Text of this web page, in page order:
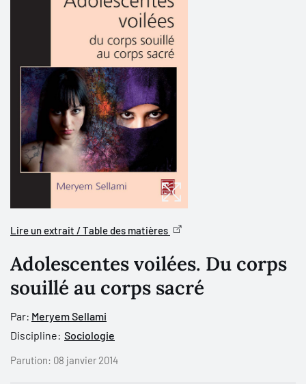
Lire un extrait / Table des matières
Adolescentes voilées. Du corps
souillé au corps sacré
Par: Meryem Sellami
Discipline: Sociologie
Parution: 08 janvier 2014